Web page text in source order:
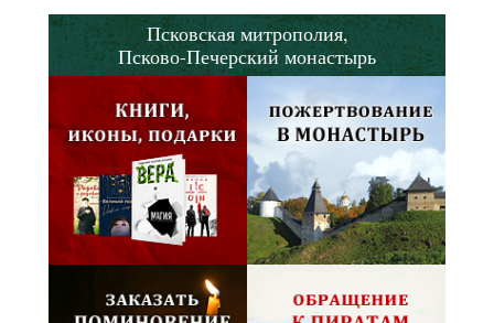
Псковская митрополия,
Псково-Печерский монастырь